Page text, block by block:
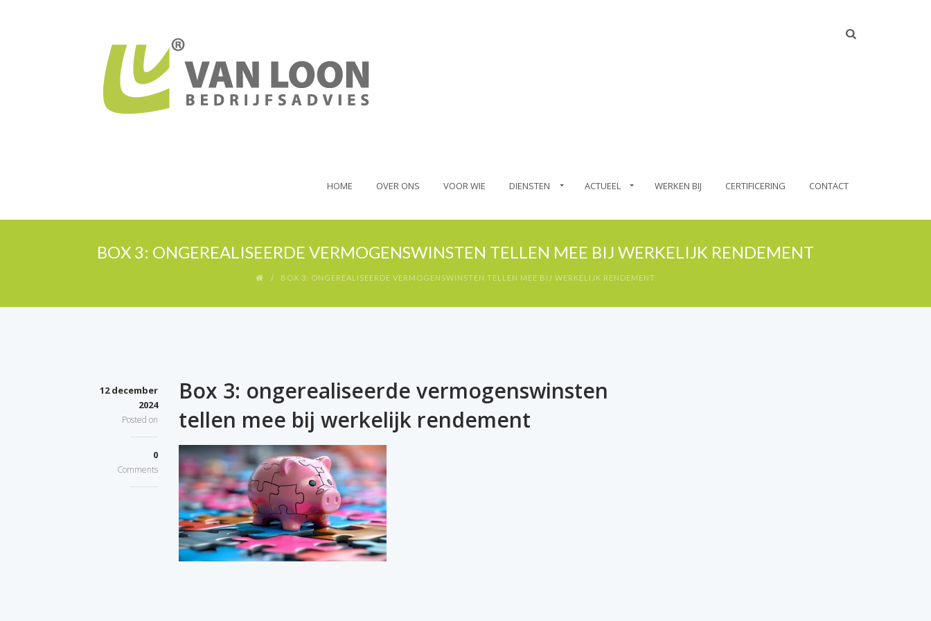
HOME OVER ONS VOOR WIE DIENSTEN ACTUEEL WERKEN BIJ CERTIFICERING CONTACT
BOX 3: ONGEREALISEERDE VERMOGENSWINSTEN TELLEN MEE BIJ WERKELIJK RENDEMENT
BOX 3: ONGEREALISEERDE VERMOGENSWINSTEN TELLEN MEE BIJ WERKELIJK RENDEMENT
12 december
2024
Posted on
0
Comments
Box 3: ongerealiseerde vermogenswinsten
tellen mee bij werkelijk rendement